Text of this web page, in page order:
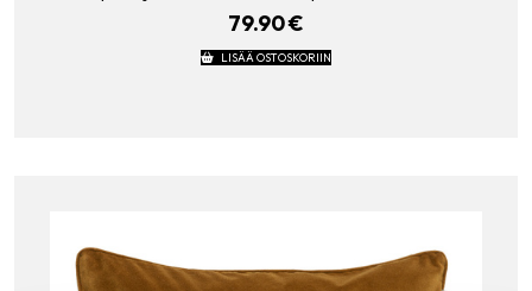
79.90€
LISÄÄ OSTOSKORIIN